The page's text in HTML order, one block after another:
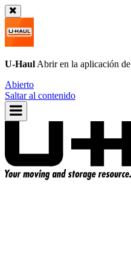
U-Haul Abrir en la aplicación de
Abierto
Saltar al contenido